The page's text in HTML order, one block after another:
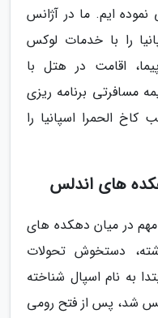
نموده ایم. ما در آژانس
را با خدمات لوکس
اقامت در هتل با
مسافرتی برنامه ریزی
الحمرا اسپانیا را
های اندلس
در میان دهکده های
2500 سال گذشته، دستخوش تحولات
به نام اسپال شناخته
شد، پس از فتح رومی